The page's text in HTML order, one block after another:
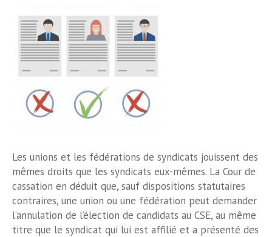
Les unions et les fédérations de syndicats jouissent des
mêmes droits que les syndicats eux-mêmes. La Cour de
cassation en déduit que, sauf dispositions statutaires
contraires, une union ou une fédération peut demander
l’annulation de l’élection de candidats au CSE, au même
titre que le syndicat qui lui est affilié et a présenté des